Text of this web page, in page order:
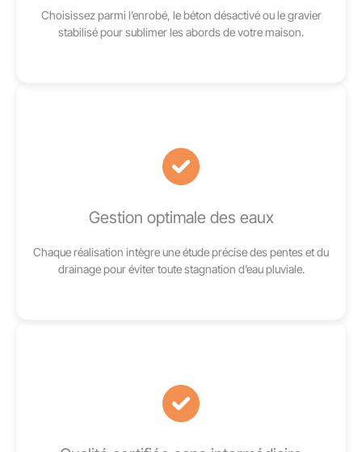
Choisissez parmi l’enrobé, le béton désactivé ou le gravier
stabilisé pour sublimer les abords de votre maison.
Gestion optimale des eaux
Chaque réalisation intègre une étude précise des pentes et du
drainage pour éviter toute stagnation d’eau pluviale.